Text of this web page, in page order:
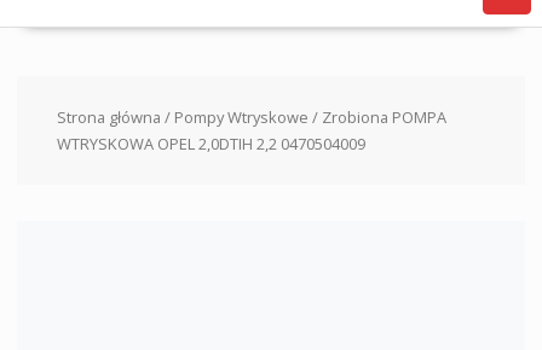
Strona główna / Pompy Wtryskowe / Zrobiona POMPA
WTRYSKOWA OPEL 2,0DTIH 2,2 0470504009